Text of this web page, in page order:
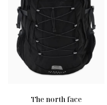
the north face